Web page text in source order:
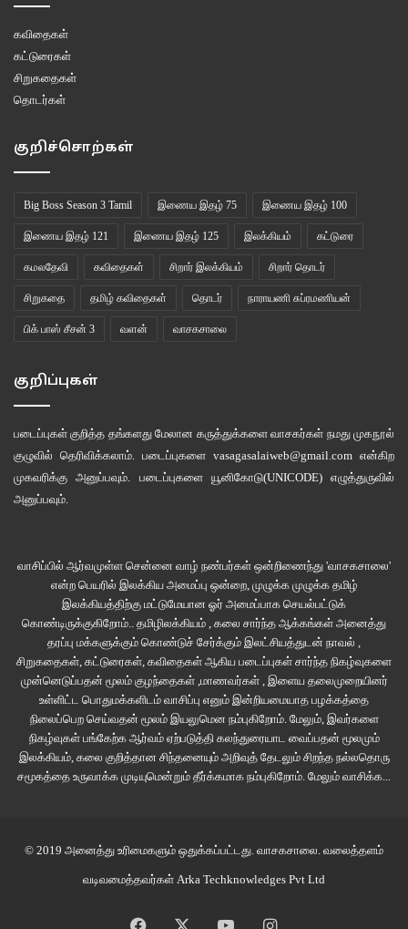
கவிதைகள்
கட்டுரைகள்
சிறுகதைகள்
தொடர்கள்
குறிச்சொற்கள்
Big Boss Season 3 Tamil இணைய இதழ் 75 இணைய இதழ் 100
இணைய இதழ் 121 இணைய இதழ் 125 இலக்கியம் கட்டுரை
கமலதேவி கவிதைகள் சிறார் இலக்கியம் சிறார் தொடர்
சிறுகதை தமிழ் கவிதைகள் தொடர் நாராயணி சுப்ரமணியன்
பிக் பாஸ் சீசன் 3 வளன் வாசகசாலை
குறிப்புகள்
படைப்புகள் குறித்த தங்களது மேலான கருத்துக்களை வாசகர்கள் நமது முகநூல்
குழுவில் தெரிவிக்கலாம். படைப்புகளை vasagasalaiweb@gmail.com என்கிற
முகவரிக்கு அனுப்பவும். படைப்புகளை யூனிகோடு(UNICODE)எழுத்துருவில்
அனுப்பவும்.
வாசிப்பில் ஆர்வமுள்ள சென்னை வாழ் நண்பர்கள் ஒன்றிணைந்து 'வாசகசாலை'
என்ற பெயரில் இலக்கிய அமைப்பு ஒன்றை, முழுக்க முழுக்க தமிழ்
இலக்கியத்திற்கு மட்டுமேயான ஓர் அமைப்பாக செயல்பட்டுக்
கொண்டிருக்குகிறோம்.. தமிழிலக்கியம் , கலை சார்ந்த ஆக்கங்கள் அனைத்து
தரப்பு மக்களுக்கும் கொண்டுச் சேர்க்கும் இலட்சியத்துடன் நாவல் ,
சிறுகதைகள், கட்டுரைகள், கவிதைகள் ஆகிய படைப்புகள் சார்ந்த நிகழ்வுகளை
முன்னெடுப்பதன் மூலம் குழந்தைகள் ,மாணவர்கள் , இளைய தலைமுறையினர்
உள்ளிட்ட பொதுமக்களிடம் வாசிப்பு எனும் இன்றியமையாத பழக்கத்தை
நிலைப்பெற செய்வதன் மூலம் இயலுமென நம்புகிறோம். மேலும், இவர்களை
நிகழ்வுகள் பங்கேற்க ஆர்வம் ஏற்படுத்தி கலந்துரையாட வைப்பதன் மூலமும்
இலக்கியம், கலை குறித்தான சிந்தனையும் அறிவுத் தேடலும் சிறந்த நல்லதொரு
சமூகத்தை உருவாக்க முடியுமென்றும் தீர்க்கமாக நம்புகிறோம். மேலும் வாசிக்க...
© 2019 அனைத்து உரிமைகளும் ஒதுக்கப்பட்டது. வாசகசாலை . வலைத்தளம்
வடிவமைத்தவர்கள் Arka Techknowledges Pvt Ltd
Facebook YouTubeInstagram